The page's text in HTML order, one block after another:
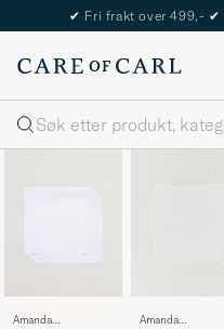
✔ Fri frakt over 499,- ✔
Søk
Amanda
Amanda